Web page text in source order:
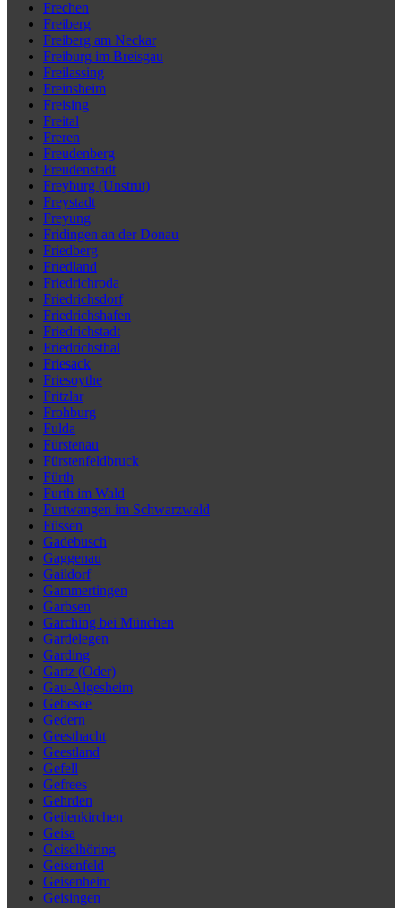
Frechen
Freiberg
Freiberg am Neckar
Freiburg im Breisgau
Freilassing
Freinsheim
Freising
Freital
Freren
Freudenberg
Freudenstadt
Freyburg (Unstrut)
Freystadt
Freyung
Fridingen an der Donau
Friedberg
Friedland
Friedrichroda
Friedrichsdorf
Friedrichshafen
Friedrichstadt
Friedrichsthal
Friesack
Friesoythe
Fritzlar
Frohburg
Fulda
Fürstenau
Fürstenfeldbruck
Fürth
Furth im Wald
Furtwangen im Schwarzwald
Füssen
Gadebusch
Gaggenau
Gaildorf
Gammertingen
Garbsen
Garching bei München
Gardelegen
Garding
Gartz (Oder)
Gau-Algesheim
Gebesee
Gedern
Geesthacht
Geestland
Gefell
Gefrees
Gehrden
Geilenkirchen
Geisa
Geiselhöring
Geisenfeld
Geisenheim
Geisingen